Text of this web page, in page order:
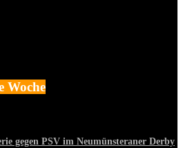
Woche
gegen PSV im Neumünsteraner Derby